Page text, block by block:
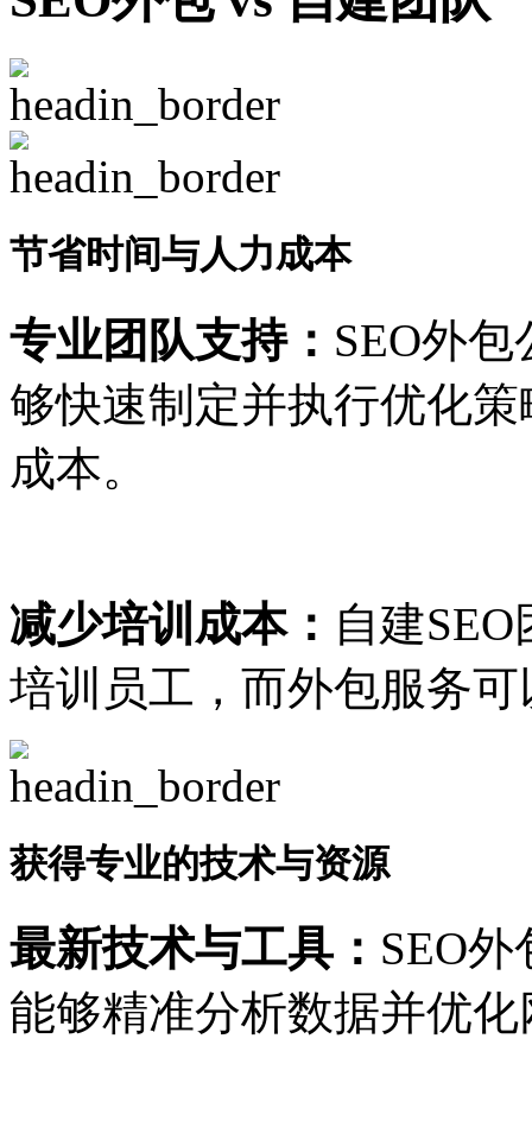
节省时间与人力成本
专业团队支持： SEO外
够快速制定并执行优化
成本。
减少培训成本： 自建
培训员工，而外包服务
获得专业的技术与资源
最新技术与工具： SEO
能够精准分析数据并优化